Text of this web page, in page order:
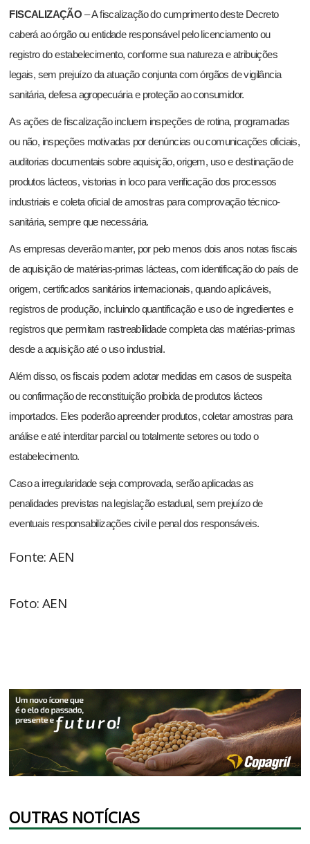
FISCALIZAÇÃO – A fiscalização do cumprimento deste Decreto
caberá ao órgão ou entidade responsável pelo licenciamento ou
registro do estabelecimento, conforme sua natureza e atribuições
legais, sem prejuízo da atuação conjunta com órgãos de vigilância
sanitária, defesa agropecuária e proteção ao consumidor.
As ações de fiscalização incluem inspeções de rotina, programadas
ou não, inspeções motivadas por denúncias ou comunicações oficiais,
auditorias documentais sobre aquisição, origem, uso e destinação de
produtos lácteos, vistorias in loco para verificação dos processos
industriais e coleta oficial de amostras para comprovação técnico-
sanitária, sempre que necessária.
As empresas deverão manter, por pelo menos dois anos notas fiscais
de aquisição de matérias-primas lácteas, com identificação do país de
origem, certificados sanitários internacionais, quando aplicáveis,
registros de produção, incluindo quantificação e uso de ingredientes e
registros que permitam rastreabilidade completa das matérias-primas
desde a aquisição até o uso industrial.
Além disso, os fiscais podem adotar medidas em casos de suspeita
ou confirmação de reconstituição proibida de produtos lácteos
importados. Eles poderão apreender produtos, coletar amostras para
análise e até interditar parcial ou totalmente setores ou todo o
estabelecimento.
Caso a irregularidade seja comprovada, serão aplicadas as
penalidades previstas na legislação estadual, sem prejuízo de
eventuais responsabilizações civil e penal dos responsáveis.
Fonte: AEN
Foto: AEN
OUTRAS NOTÍCIAS